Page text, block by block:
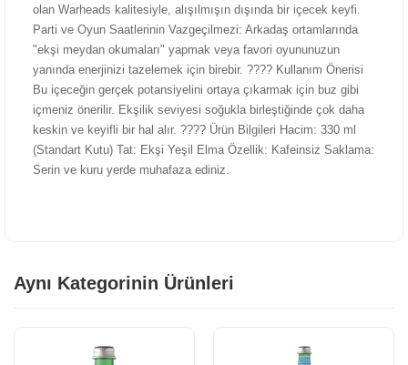
olan Warheads kalitesiyle, alışılmışın dışında bir içecek keyfi.
Parti ve Oyun Saatlerinin Vazgeçilmezi: Arkadaş ortamlarında
"ekşi meydan okumaları" yapmak veya favori oyununuzun
yanında enerjinizi tazelemek için birebir. ???? Kullanım Önerisi
Bu içeceğin gerçek potansiyelini ortaya çıkarmak için buz gibi
içmeniz önerilir. Ekşilik seviyesi soğukla birleştiğinde çok daha
keskin ve keyifli bir hal alır. ???? Ürün Bilgileri Hacim: 330 ml
(Standart Kutu) Tat: Ekşi Yeşil Elma Özellik: Kafeinsiz Saklama:
Serin ve kuru yerde muhafaza ediniz.
Aynı Kategorinin Ürünleri